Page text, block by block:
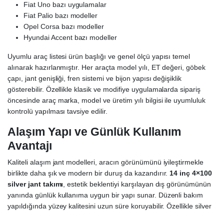
Fiat Uno bazı uygulamalar
Fiat Palio bazı modeller
Opel Corsa bazı modeller
Hyundai Accent bazı modeller
Uyumlu araç listesi ürün başlığı ve genel ölçü yapısı temel
alınarak hazırlanmıştır. Her araçta model yılı, ET değeri, göbek
çapı, jant genişliği, fren sistemi ve bijon yapısı değişiklik
gösterebilir. Özellikle klasik ve modifiye uygulamalarda sipariş
öncesinde araç marka, model ve üretim yılı bilgisi ile uyumluluk
kontrolü yapılması tavsiye edilir.
Alaşım Yapı ve Günlük Kullanım
Avantajı
Kaliteli alaşım jant modelleri, aracın görünümünü iyileştirmekle
birlikte daha şık ve modern bir duruş da kazandırır. 14 inç 4×100
silver jant takımı , estetik beklentiyi karşılayan dış görünümünün
yanında günlük kullanıma uygun bir yapı sunar. Düzenli bakım
yapıldığında yüzey kalitesini uzun süre koruyabilir. Özellikle silver